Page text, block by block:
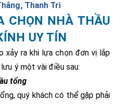
Thanh Trì
CHỌN NHÀ THẦU
UY TÍN
xảy ra khi lựa chọn đơn vị lắp
ý một vài điều sau:
tổng
quý khách có thể gặp phải